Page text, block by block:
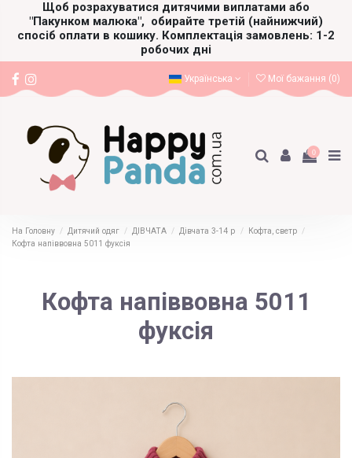
Щоб розрахуватися дитячими виплатами або
"Пакунком малюка", обирайте третій (найнижчий)
спосіб оплати в кошику. Комплектація замовлень: 1-2
робочих дні
Українська Мої бажання (0)
0
На Головну Дитячий одяг ДІВЧАТА Дівчата 3-14 р
Кофта, светр
Кофта напіввовна 5011 фуксія
Кофта напіввовна 5011
фуксія